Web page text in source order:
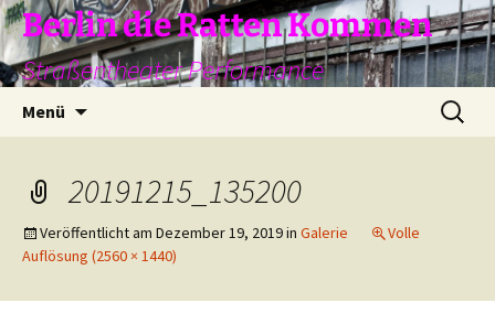
Zum
Inhalt
springen
Berlin die Ratten Kommen
Straßentheater Performance
Menü
Suchen
nach:
20191215_135200
Veröffentlicht am Dezember 19, 2019in Galerie
Volle
Auflösung (2560 × 1440)